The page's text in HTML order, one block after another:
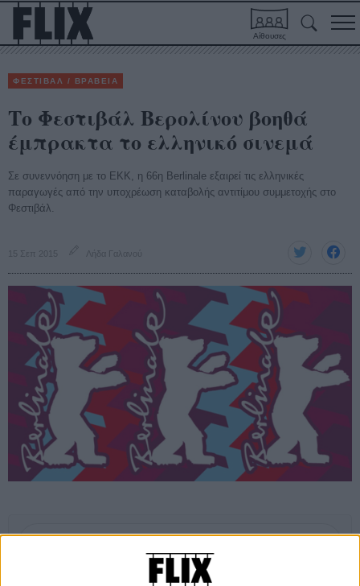
Αίθουσες
ΦΕΣΤΙΒΑΛ / ΒΡΑΒΕΙΑ
Το Φεστιβάλ Βερολίνου βοηθά
έμπρακτα το ελληνικό σινεμά
Σε συνεννόηση με το ΕΚΚ, η 66η Berlinale εξαιρεί τις ελληνικές
παραγωγές από την υποχρέωση καταβολής αντιτίμου συμμετοχής στο
Φεστιβάλ.
15 Σεπ 2015 Λήδα Γαλανού
Προσθέστε το Flix στις προτιμήσεις σας στο
Google